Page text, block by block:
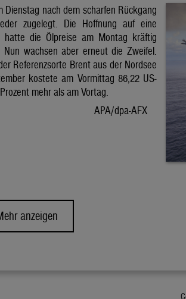
Dienstag nach dem scharfen Rückgang
zugelegt. Die Hoffnung auf eine
hatte die Ölpreise am Montag kräftig
wachsen aber erneut die Zweifel.
Referenzsorte Brent aus der Nordsee
kostete am Vormittag 86,22 US-
mehr als am Vortag.
APA/dpa-AFX
anzeigen